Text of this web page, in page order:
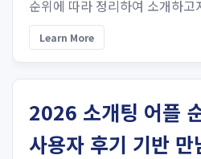
순위에 따라 정리하여 소개하고
Learn More
2026 소개팅 어플
사용자 후기 기반